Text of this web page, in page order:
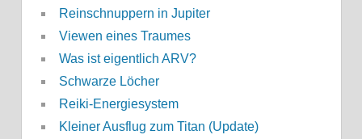
Reinschnuppern in Jupiter
Viewen eines Traumes
Was ist eigentlich ARV?
Schwarze Löcher
Reiki-Energiesystem
Kleiner Ausflug zum Titan (Update)